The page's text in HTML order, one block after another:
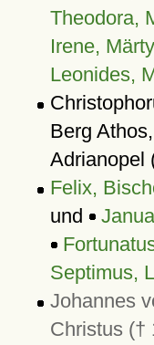
Theodora,
Irene,
Leonides,
Berg
Adrianopel
Felix,
und
Septimus,
Johannes
Christus (†